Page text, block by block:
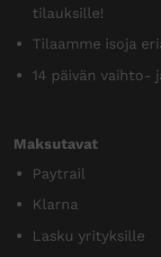
tilauksille!
Tilaamme isoja
14 päivän vaihto-
Maksutavat
Paytrail
Klarna
Lasku yrityksille